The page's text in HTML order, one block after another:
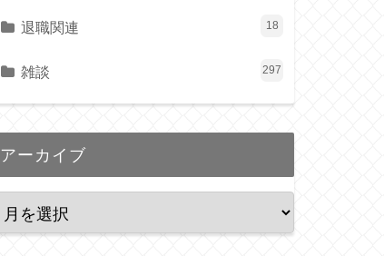
退職関連 18
雑談 297
アーカイブ